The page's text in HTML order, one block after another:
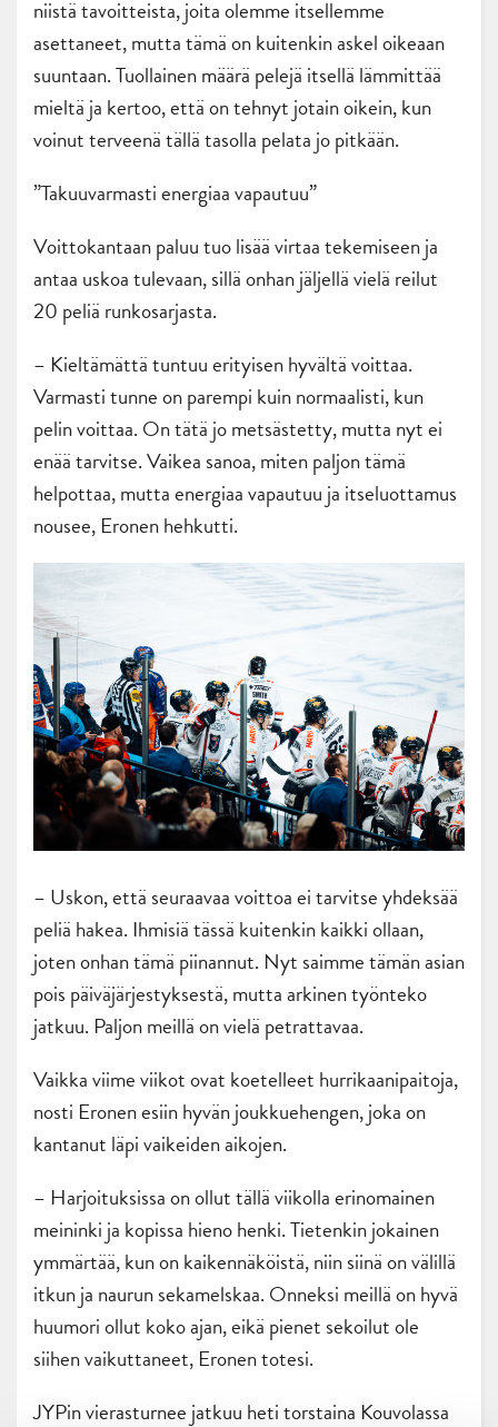
niistä tavoitteista, joita olemme itsellemme
asettaneet, mutta tämä on kuitenkin askel oikeaan
suuntaan. Tuollainen määrä pelejä itsellä lämmittää
mieltä ja kertoo, että on tehnyt jotain oikein, kun
voinut terveenä tällä tasolla pelata jo pitkään.
”Takuuvarmasti energiaa vapautuu”
Voittokantaan paluu tuo lisää virtaa tekemiseen ja
antaa uskoa tulevaan, sillä onhan jäljellä vielä reilut
20 peliä runkosarjasta.
– Kieltämättä tuntuu erityisen hyvältä voittaa.
Varmasti tunne on parempi kuin normaalisti, kun
pelin voittaa. On tätä jo metsästetty, mutta nyt ei
enää tarvitse. Vaikea sanoa, miten paljon tämä
helpottaa, mutta energiaa vapautuu ja itseluottamus
nousee, Eronen hehkutti.
– Uskon, että seuraavaa voittoa ei tarvitse yhdeksää
peliä hakea. Ihmisiä tässä kuitenkin kaikki ollaan,
joten onhan tämä piinannut. Nyt saimme tämän asian
pois päiväjärjestyksestä, mutta arkinen työnteko
jatkuu. Paljon meillä on vielä petrattavaa.
Vaikka viime viikot ovat koetelleet hurrikaanipaitoja,
nosti Eronen esiin hyvän joukkuehengen, joka on
kantanut läpi vaikeiden aikojen.
– Harjoituksissa on ollut tällä viikolla erinomainen
meininki ja kopissa hieno henki. Tietenkin jokainen
ymmärtää, kun on kaikennäköistä, niin siinä on välillä
itkun ja naurun sekamelskaa. Onneksi meillä on hyvä
huumori ollut koko ajan, eikä pienet sekoilut ole
siihen vaikuttaneet, Eronen totesi.
JYPin vierasturnee jatkuu heti torstaina Kouvolassa